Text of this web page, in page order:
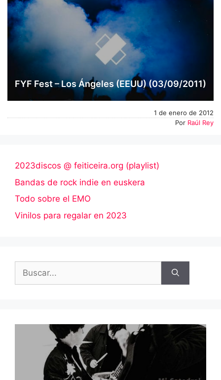
FYF Fest – Los Ángeles (EEUU) (03/09/2011)
1 de enero de 2012
Por Raúl Rey
2023discos @ feiticeira.org (playlist)
Bandas de rock indie en euskera
Todo sobre el EMO
Vinilos para regalar en 2023